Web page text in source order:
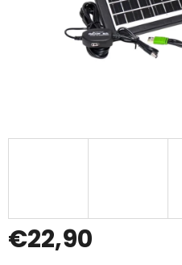
€22,90